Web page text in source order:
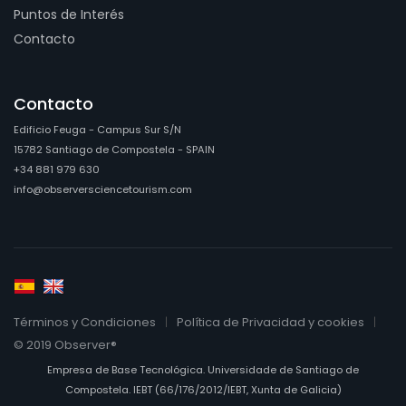
Puntos de Interés
Contacto
Contacto
Edificio Feuga - Campus Sur S/N
15782 Santiago de Compostela - SPAIN
+34 881 979 630
info@observersciencetourism.com
Términos y Condiciones
Política de Privacidad y cookies
© 2019 Observer®
Empresa de Base Tecnológica. Universidade de Santiago de
Compostela. IEBT (66/176/2012/IEBT, Xunta de Galicia)